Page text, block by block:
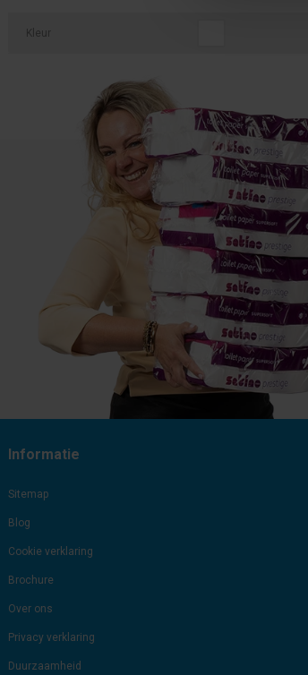
Kleur
Informatie
Sitemap
Blog
Cookie verklaring
Brochure
Over ons
Privacy verklaring
Duurzaamheid